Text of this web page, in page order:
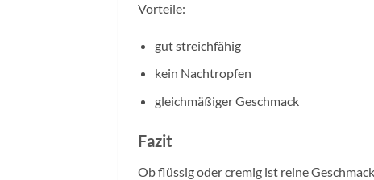
Vorteile:
gut streichfähig
kein Nachtropfen
gleichmäßiger Geschmack
Fazit
Ob flüssig oder cremig ist reine